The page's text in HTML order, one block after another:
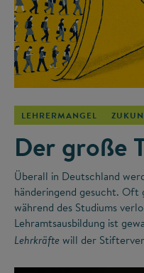
LEHRERMANGEL
Der große
Überall in Deutschland
händeringend gesucht. Oft
während des Studiums
Lehramtsausbildung ist
Lehrkräfte will der